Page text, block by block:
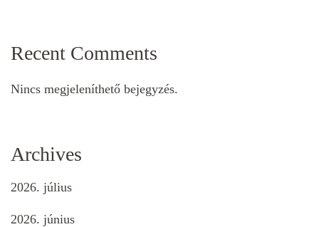
Recent Comments
Nincs megjeleníthető bejegyzés.
Archives
2026. július
2026. június